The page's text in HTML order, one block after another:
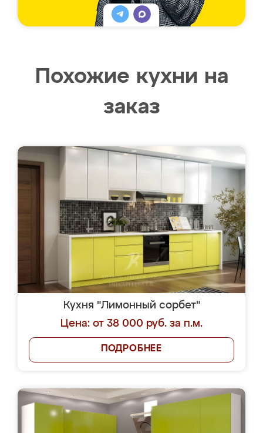
Похожие кухни на
заказ
Кухня "Лимонный сорбет"
Цена: от 38 000 руб. за п.м.
ПОДРОБНЕЕ